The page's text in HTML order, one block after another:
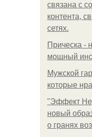
связана с
контента,
сетях.
Прическа -
мощный
Мужской
которые
"Эффект
новый
о гранях